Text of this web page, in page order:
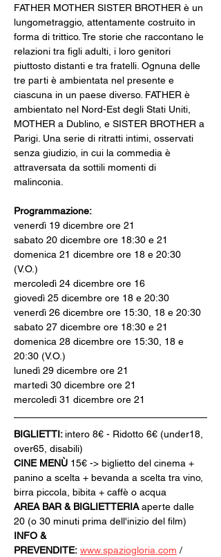
FATHER MOTHER SISTER BROTHER è un
lungometraggio, attentamente costruito in
forma di trittico. Tre storie che raccontano le
relazioni tra figli adulti, i loro genitori
piuttosto distanti e tra fratelli. Ognuna delle
tre parti è ambientata nel presente e
ciascuna in un paese diverso. FATHER è
ambientato nel Nord-Est degli Stati Uniti,
MOTHER a Dublino, e SISTER BROTHER a
Parigi. Una serie di ritratti intimi, osservati
senza giudizio, in cui la commedia è
attraversata da sottili momenti di
malinconia.
Programmazione:
venerdì 19 dicembre ore 21
sabato 20 dicembre ore 18:30 e 21
domenica 21 dicembre ore 18 e 20:30
(V.O.)
mercoledì 24 dicembre ore 16
giovedì 25 dicembre ore 18 e 20:30
venerdì 26 dicembre ore 15:30, 18 e 20:30
sabato 27 dicembre ore 18:30 e 21
domenica 28 dicembre ore 15:30, 18 e
20:30 (V.O.)
lunedì 29 dicembre ore 21
martedì 30 dicembre ore 21
mercoledì 31 dicembre ore 21
BIGLIETTI: intero 8€ - Ridotto 6€ (under18,
over65, disabili)
CINE MENÙ 15€ -> biglietto del cinema +
panino a scelta + bevanda a scelta tra vino,
birra piccola, bibita + caffè o acqua
AREA BAR & BIGLIETTERIA aperte dalle
20 (o 30 minuti prima dell'inizio del film)
INFO &
PREVENDITE: www.spaziogloria.com /